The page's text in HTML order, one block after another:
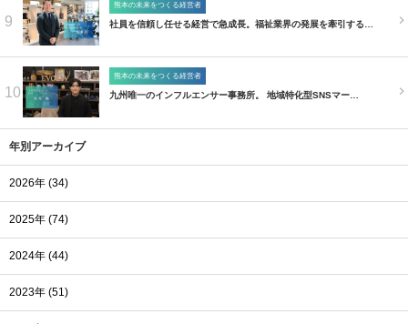
9
熊本の未来をつくる経営者
社員を信頼し任せる経営で急成長。福祉業界の発展を牽引する…
10
熊本の未来をつくる経営者
九州唯一のインフルエンサー事務所。 地域特化型SNSマー…
年別アーカイブ
2026年 (34)
2025年 (74)
2024年 (44)
2023年 (51)